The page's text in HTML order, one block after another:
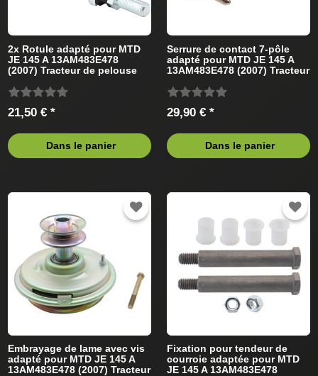
2x Rotule adapté pour MTD
JE 145 A 13AM483E478
(2007) Tracteur de pelouse
21,50 € *
Dans le panier
Serrure de contact 7-pôle
adapté pour MTD JE 145 A
13AM483E478 (2007) Tracteur
29,90 € *
Dans le panier
Embrayage de lame avec vis
adapté pour MTD JE 145 A
13AM483E478 (2007) Tracteur
Fixation pour tendeur de
courroie adaptée pour MTD
JE 145 A 13AM483E478